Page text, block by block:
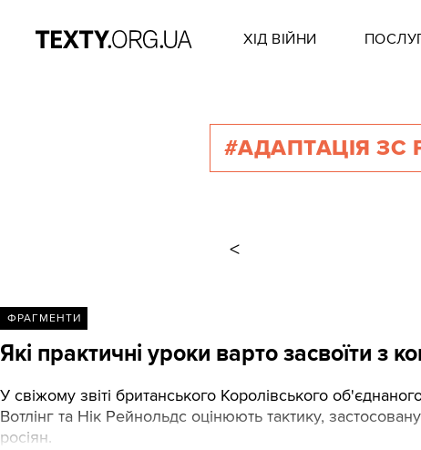
ХІД ВІЙНИ
#АДАПТАЦІЯ ЗС
<
ФРАГМЕНТИ
Які практичні уроки варто засвоїти з
У свіжому звіті британського Королівського
Вотлінг та Нік Рейнольдс оцінюють тактику,
росіян.